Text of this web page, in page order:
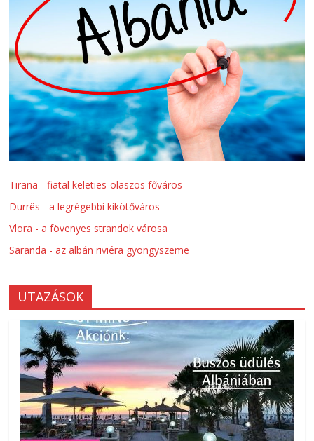
Tirana - fiatal keleties-olaszos főváros
Durrës - a legrégebbi kikötőváros
Vlora - a fövenyes strandok városa
Saranda - az albán riviéra gyöngyszeme
UTAZÁSOK